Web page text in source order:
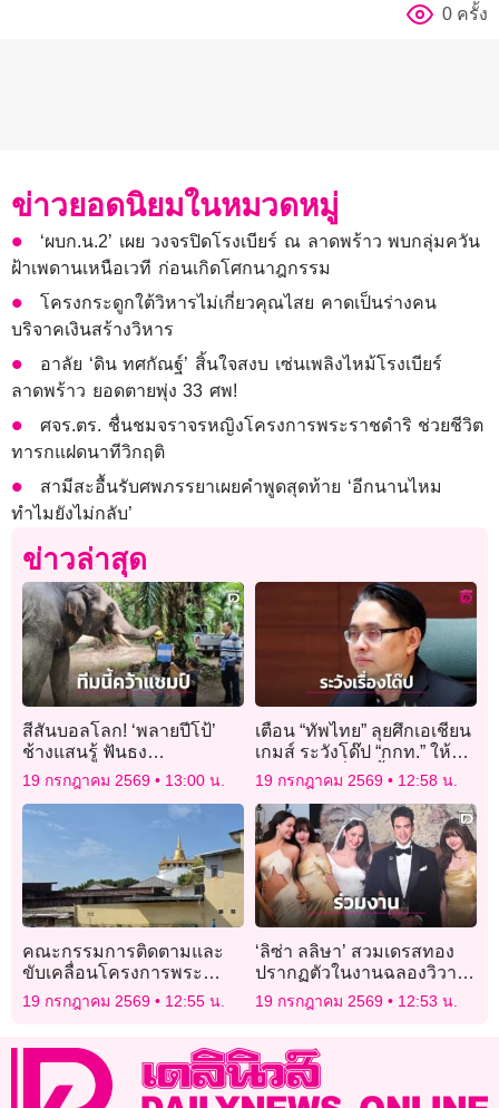
0 ครั้ง
ข่าวยอดนิยมในหมวดหมู่
‘ผบก.น.2’ เผย วงจรปิดโรงเบียร์ ณ ลาดพร้าว พบกลุ่มควัน
ฝ้าเพดานเหนือเวที ก่อนเกิดโศกนาฎกรรม
โครงกระดูกใต้วิหารไม่เกี่ยวคุณไสย คาดเป็นร่างคน
บริจาคเงินสร้างวิหาร
อาลัย ‘ดิน ทศกัณฐ์’ สิ้นใจสงบ เซ่นเพลิงไหม้โรงเบียร์
ลาดพร้าว ยอดตายพุ่ง 33 ศพ!
ศจร.ตร. ชื่นชมจราจรหญิงโครงการพระราชดำริ ช่วยชีวิต
ทารกแฝดนาทีวิกฤติ
สามีสะอื้นรับศพภรรยาเผยคำพูดสุดท้าย ‘อีกนานไหม
ทำไมยังไม่กลับ’
ข่าวล่าสุด
สีสันบอลโลก! ‘พลายปีโป้’
ช้างแสนรู้ ฟันธง
‘อาร์เจนตินา’ คว้าแชมป์
19 กรกฎาคม 2569 13:00 น.
เตือน “ทัพไทย” ลุยศึกเอเชียน
เกมส์ ระวังโด๊ป “กกท.” ให้
ความรู้ต่อเนื่อง ย้ำป้องกันดี
กว่าแก้ไข ชวนแฟนกีฬาชม
และเชียร์ได้ที่ช่อง T
SPORTS 7
19 กรกฎาคม 2569 12:58 น.
คณะกรรมการติดตามและ
ขับเคลื่อนโครงการพระ
ราชดำริ เตรียมจัดงานใหญ่
‘สายน้ำแห่งชีวิต ใต้ร่มพระ
19 กรกฎาคม 2569 12:55 น.
‘ลิซ่า ลลิษา’ สวมเดรสทอง
ปรากฏตัวในงานฉลองวิวาห์
แห่งปี ‘ณเดชน์-ญาญ่า’
19 กรกฎาคม 2569 12:53 น.